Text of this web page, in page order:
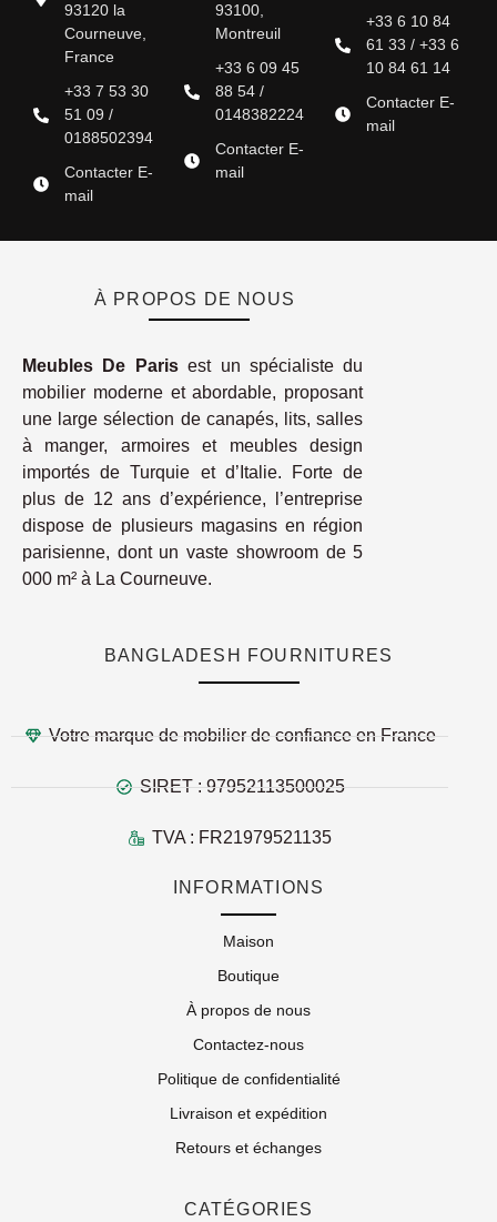
93120 la
Courneuve,
France
+33 7 53 30
51 09 /
0188502394
Contacter E-
mail
93100,
Montreuil
+33 6 09 45
88 54 /
0148382224
Contacter E-
mail
+33 6 10 84
61 33 / +33 6
10 84 61 14
Contacter E-
mail
À PROPOS DE NOUS
Meubles De Parisest un spécialiste du
mobilier moderne et abordable, proposant
une large sélection de canapés, lits, salles
à manger, armoires et meubles design
importés de Turquie et d’Italie. Forte de
plus de 12 ans d’expérience, l’entreprise
dispose de plusieurs magasins en région
parisienne, dont un vaste showroom de 5
000 m² à La Courneuve.
BANGLADESH FOURNITURES
Votre marque de mobilier de confiance en France
SIRET : 97952113500025
TVA : FR21979521135
INFORMATIONS
Maison
Boutique
À propos de nous
Contactez-nous
Politique de confidentialité
Livraison et expédition
Retours et échanges
CATÉGORIES